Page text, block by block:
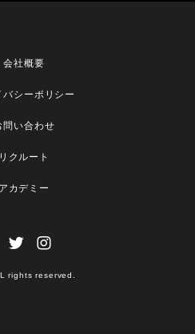
会社概要
バシーポリシー
問い合わせ
クルート
カデミー
rights reserved.